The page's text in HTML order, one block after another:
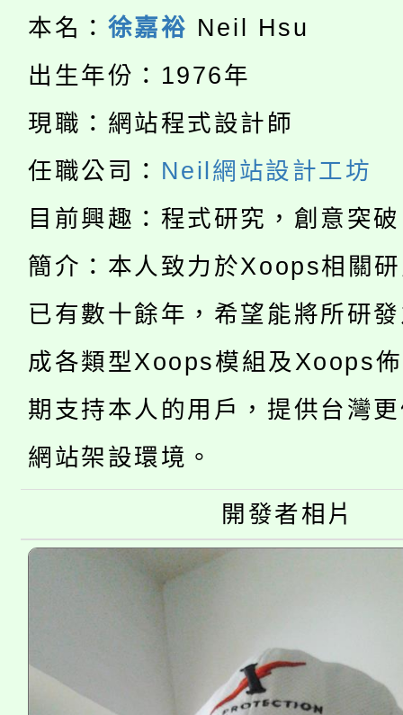
半價優惠，詳情可洽有
者。
份教師增能研習
大溪自造教育及科技中
份教師研習
淨零綠生活教案入校路
會
115年食農教育專業人
程
「本色祭」8/29、30在
場熱烈登場!
8/21下午1時於龍潭區
徵才活動。
局官網。
8月14至27日，桃園電
115年桃園市運動會8/
田徑場及游泳池舉行。
桃園市低收入戶享有免
視費優惠，中低收入戶
半價優惠，詳情可洽有
者。
大園自造教育及科技中
份教師增能研習
大溪自造教育及科技中
份教師研習
淨零綠生活教案入校路
115年食農教育專業人
本名： 徐嘉裕 Neil Hsu
出生年份：1976年
現職：網站程式設計師
任職公司： Neil網站設計工坊
目前興趣：程式研究，創意突
簡介：本人致力於Xoops相關
已有數十餘年，希望能將所研
成各類型Xoops模組及Xoops
期支持本人的用戶，提供台灣
網站架設環境。
開發者相片